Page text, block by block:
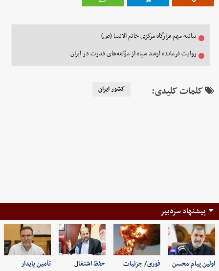
بیانیه مهم قرارگاه مرکزی خاتم الانبیا (ص)
روایت فرمانده ارشد سپاه از مؤلفه‌های قدرت در ایران
کلمات کلیدی: کشور ایران
پیشنهاد سردبیر
اولین پیام محسن
فوری/ جزئیات
حفظ اشتغال
تأمین پایدار